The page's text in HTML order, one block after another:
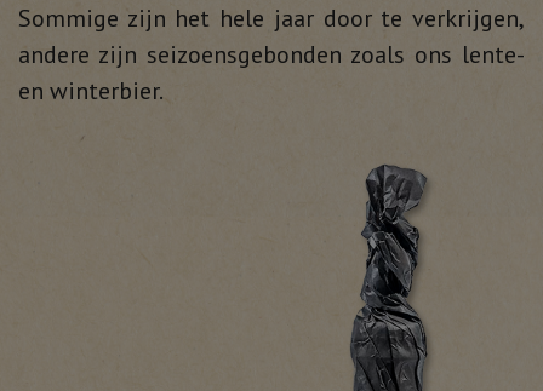
Sommige zijn het hele jaar door te verkrijgen,
andere zijn seizoensgebonden zoals ons lente-
en winterbier.